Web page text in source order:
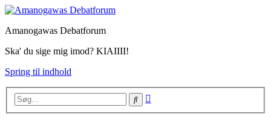
Amanogawas Debatforum
Ska' du sige mig imod? KIAIIII!
Spring til indhold
Søg